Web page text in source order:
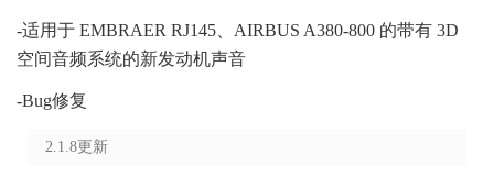
-适用于 EMBRAER RJ145、AIRBUS A380-800 的带有 3D
空间音频系统的新发动机声音
-Bug修复
2.1.8更新